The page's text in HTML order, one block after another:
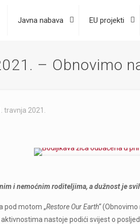
Javna nabava EU projekti
– Obnovimo
travnja 2021.
i nemoćnim roditeljima, a dužnost je
pod motom „Restore Our Earth“(Obnovimo
nastoje podići svijest o